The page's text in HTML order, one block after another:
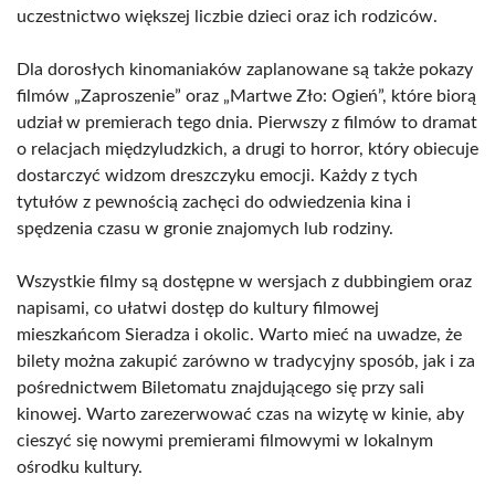
uczestnictwo większej liczbie dzieci oraz ich rodziców.
Dla dorosłych kinomaniaków zaplanowane są także pokazy
filmów „Zaproszenie” oraz „Martwe Zło: Ogień”, które biorą
udział w premierach tego dnia. Pierwszy z filmów to dramat
o relacjach międzyludzkich, a drugi to horror, który obiecuje
dostarczyć widzom dreszczyku emocji. Każdy z tych
tytułów z pewnością zachęci do odwiedzenia kina i
spędzenia czasu w gronie znajomych lub rodziny.
Wszystkie filmy są dostępne w wersjach z dubbingiem oraz
napisami, co ułatwi dostęp do kultury filmowej
mieszkańcom Sieradza i okolic. Warto mieć na uwadze, że
bilety można zakupić zarówno w tradycyjny sposób, jak i za
pośrednictwem Biletomatu znajdującego się przy sali
kinowej. Warto zarezerwować czas na wizytę w kinie, aby
cieszyć się nowymi premierami filmowymi w lokalnym
ośrodku kultury.